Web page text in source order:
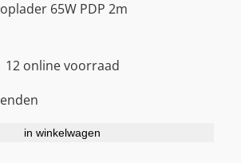
65W PDP 2m
12 online voorraad
in winkelwagen